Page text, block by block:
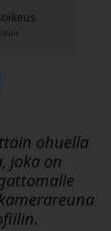
ohuella
joka on